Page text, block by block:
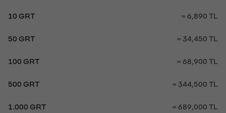
10 GRT = 6,890 TL
50 GRT = 34,450 TL
100 GRT = 68,900 TL
500 GRT = 344,500 TL
1.000 GRT = 689,000 TL